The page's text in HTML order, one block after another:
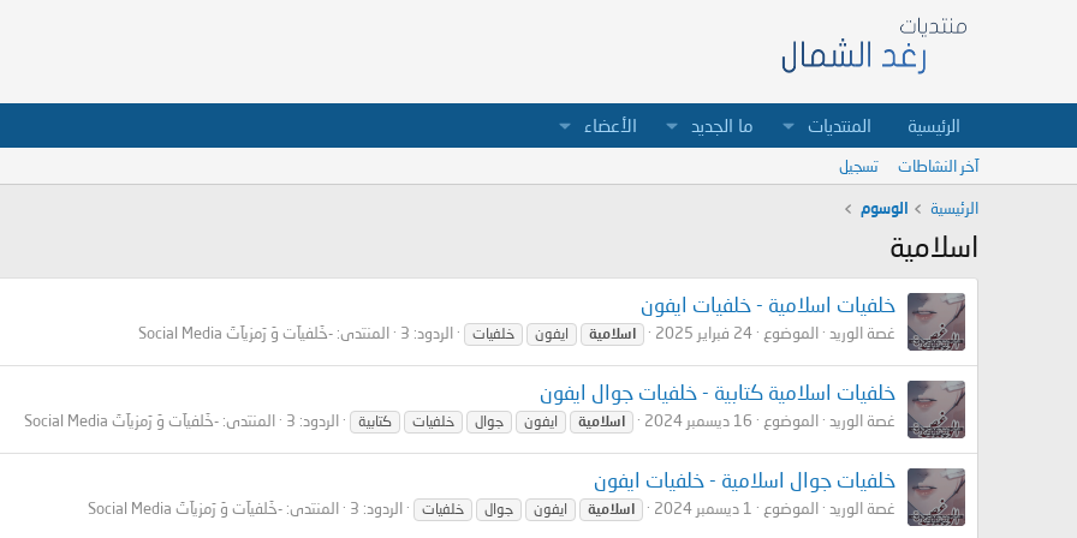
الرئيسية المنتديات ما الجديد الأعضاء
آخر النشاطات تسجيل
الرئيسية الوسوم
اسلامية
خلفيات اسلامية - خلفيات ايفون
غصة الوريد الموضوع 24 فبراير 2025 اسلامية ايفون خلفيات الردود: 3 المنتدى: -خَلفيآت وَ رَمزيآتَ Social Media
خلفيات اسلامية كتابية - خلفيات جوال ايفون
غصة الوريد الموضوع 16 ديسمبر 2024 اسلامية ايفون جوال خلفيات كتابية الردود: 3 المنتدى: -خَلفيآت وَ رَمزيآتَ Social Media
خلفيات جوال اسلامية - خلفيات ايفون
غصة الوريد الموضوع 1 ديسمبر 2024 اسلامية ايفون جوال خلفيات الردود: 3 المنتدى: -خَلفيآت وَ رَمزيآتَ Social Media